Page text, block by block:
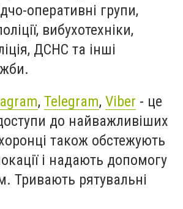
оперативні групи,
вибухотехніки,
ДСНС та інші
, Telegram, Viber - це
до найважливіших
також обстежують
і надають допомогу
Тривають рятувальні